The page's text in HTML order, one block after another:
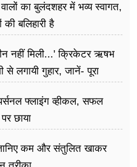
का बुलंदशहर में भव्य स्वागत,
बलिहारी है
नहीं मिली...' क्रिकेटर ऋषभ
से लगायी गुहार, जानें- पूरा
फ्लाइंग व्हीकल, सफल
छाया
कम और संतुलित खाकर